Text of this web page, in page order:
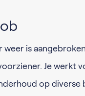
weer is
Je werkt
op diverse